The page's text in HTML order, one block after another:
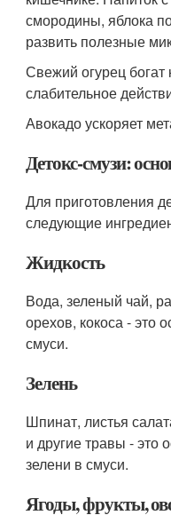
смородины, яблока
развить полезные
Свежий огурец богат
слабительное
Авокадо ускоряет
Детокс-смузи:
Для приготовления
следующие
Жидкость
Вода, зеленый чай,
орехов, кокоса - это
смуси.
Зелень
Шпинат, листья
и другие травы - это
зелени в смуси.
Ягоды, фрукты,